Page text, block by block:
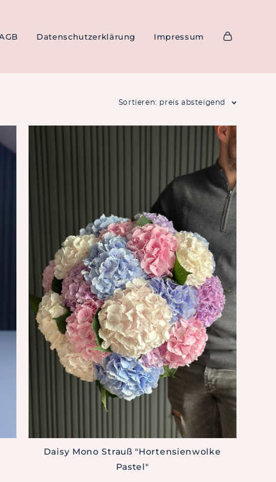
Datenschutzerklärung Impressum
Datenschutzerklärung Impressum
Sortieren: preis absteigend
Daisy Mono Strauß "Hortensienwolke
Pastel"